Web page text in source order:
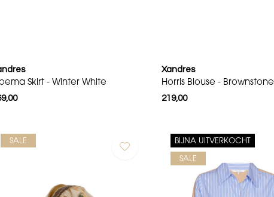
Skirt - Winter White
Xandres
Horris Blouse - Brownstone
219,00
SALE BIJNA UITVERKOCHT
SALE